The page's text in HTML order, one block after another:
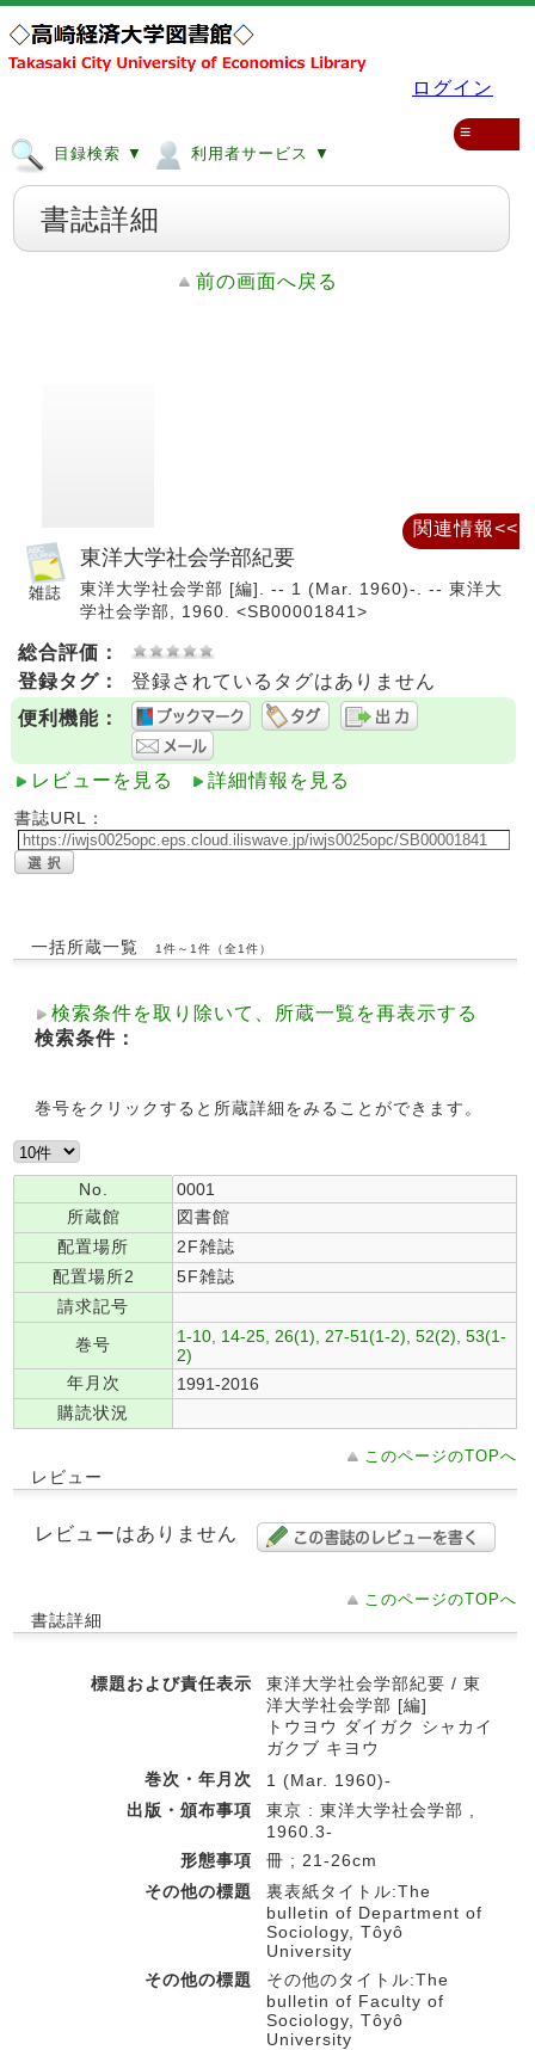
ログイン
目録検索 ▼ 利用者サービス ▼
≡
書誌詳細
前の画面へ戻る
東洋大学社会学部紀要
東洋大学社会学部 [編]. -- 1 (Mar. 1960)-. -- 東洋大
学社会学部, 1960. <SB00001841>
総合評価：
登録タグ：
登録されているタグはありません
便利機能：
レビューを見る 詳細情報を見る
書誌URL：
一括所蔵一覧 1件～1件（全1件）
検索条件を取り除いて、所蔵一覧を再表示する
検索条件：
巻号をクリックすると所蔵詳細をみることができます。
No.
0001
所蔵館
図書館
配置場所
2F雑誌
配置場所2
5F雑誌
請求記号
巻号
1-10, 14-25, 26(1), 27-51(1-2), 52(2), 53(1-
2)
年月次
1991-2016
購読状況
このページのTOPへ
レビュー
レビューはありません
このページのTOPへ
書誌詳細
標題および責任表示
東洋大学社会学部紀要 / 東
洋大学社会学部 [編]
トウヨウ ダイガク シャカイ
ガクブ キヨウ
巻次・年月次
1 (Mar. 1960)-
出版・頒布事項
東京 : 東洋大学社会学部 ,
1960.3-
形態事項
冊 ; 21-26cm
その他の標題
裏表紙タイトル:The
bulletin of Department of
Sociology, Tôyô
University
その他の標題
その他のタイトル:The
bulletin of Faculty of
Sociology, Tôyô
University
関連情報<<